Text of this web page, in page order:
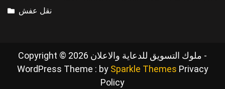
نقل عفش
Copyright © 2026 ملوك التسويق للدعاية والاعلان -
WordPress Theme : by Sparkle Themes Privacy
Policy